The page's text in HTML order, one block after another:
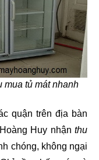
mua tủ mát nhanh
quận trên địa bàn
Huy nhận thu
chóng, không ngại